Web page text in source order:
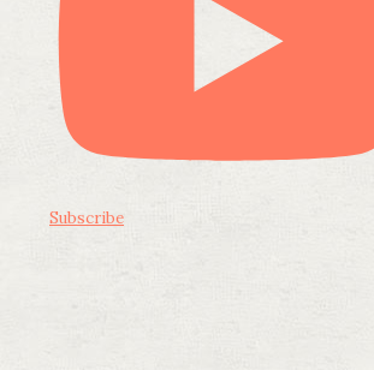
Subscribe